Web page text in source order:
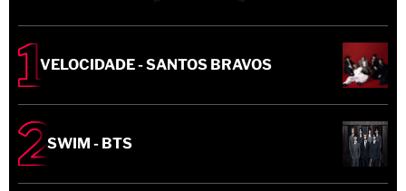
VELOCIDADE - SANTOS BRAVOS
SWIM - BTS